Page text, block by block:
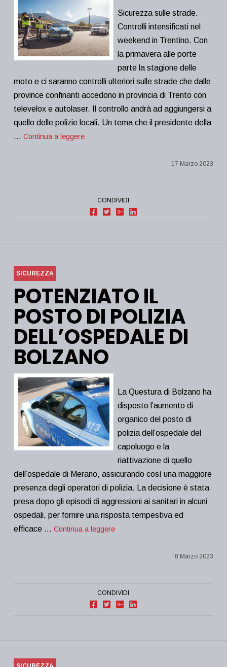
Sicurezza sulle strade.
Controlli intensificati nel
weekend in Trentino. Con
la primavera alle porte
parte la stagione delle
moto e ci saranno controlli ulteriori sulle strade che dalle
province confinanti accedono in provincia di Trento con
televelox e autolaser. Il controllo andrà ad aggiungersi a
quello delle polizie locali. Un tema che il presidente della
… Continua a leggere
17 Marzo 2023
CONDIVIDI
SICUREZZA
POTENZIATO IL
POSTO DI POLIZIA
DELL’OSPEDALE DI
BOLZANO
La Questura di Bolzano ha
disposto l’aumento di
organico del posto di
polizia dell’ospedale del
capoluogo e la
riattivazione di quello
dell’ospedale di Merano, assicurando così una maggiore
presenza degli operatori di polizia. La decisione è stata
presa dopo gli episodi di aggressioni ai sanitari in alcuni
ospedali, per fornire una risposta tempestiva ed
efficace … Continua a leggere
8 Marzo 2023
CONDIVIDI